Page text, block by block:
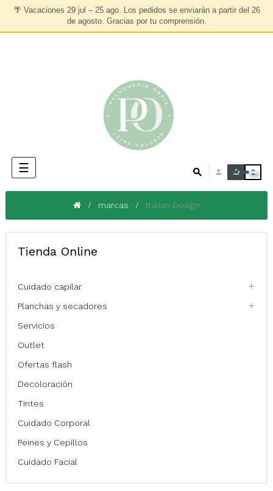
🌴 Vacaciones 29 jul – 25 ago. Los pedidos se enviarán a partir del 26
de agosto. Gracias por tu comprensión.
Navegación
de
palanca
☰ 0
marcas Italian Design
Tienda Online
Cuidado capilar
Planchas y secadores
Servicios
Outlet
Ofertas flash
Decoloración
Tintes
Cuidado Corporal
Peines y Cepillos
Cuidado Facial